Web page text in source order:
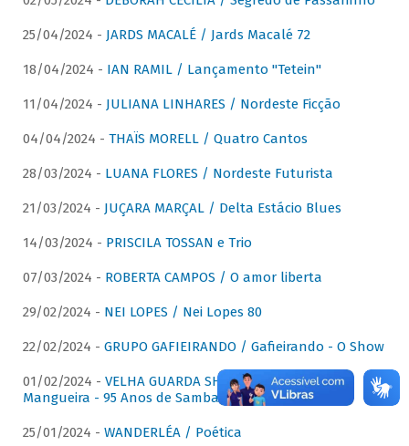
25/04/2024 - JARDS MACALÉ / Jards Macalé 72
18/04/2024 - IAN RAMIL / Lançamento "Tetein"
11/04/2024 - JULIANA LINHARES / Nordeste Ficção
04/04/2024 - THAÏS MORELL / Quatro Cantos
28/03/2024 - LUANA FLORES / Nordeste Futurista
21/03/2024 - JUÇARA MARÇAL / Delta Estácio Blues
14/03/2024 - PRISCILA TOSSAN e Trio
07/03/2024 - ROBERTA CAMPOS / O amor liberta
29/02/2024 - NEI LOPES / Nei Lopes 80
22/02/2024 - GRUPO GAFIEIRANDO / Gafieirando - O Show
01/02/2024 - VELHA GUARDA SHOW DA MANGUEIRA /
Mangueira - 95 Anos de Samba
25/01/2024 - WANDERLÉA / Poética